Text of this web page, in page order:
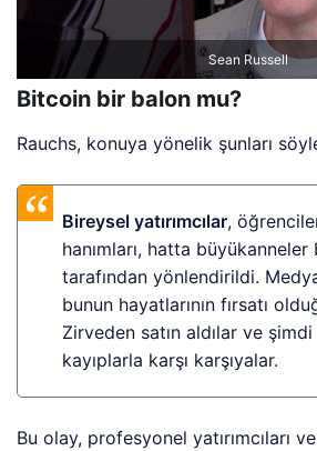
Sean Russell
Bitcoin bir balon mu?
Rauchs, konuya yönelik şunları
Bireysel yatırımcılar,
hanımları, hatta
tarafından yönlendirildi.
bunun hayatlarının fırsatı
Zirveden satın aldılar ve şimdi
kayıplarla karşı karşıyalar.
Bu olay, profesyonel yatırımcıları